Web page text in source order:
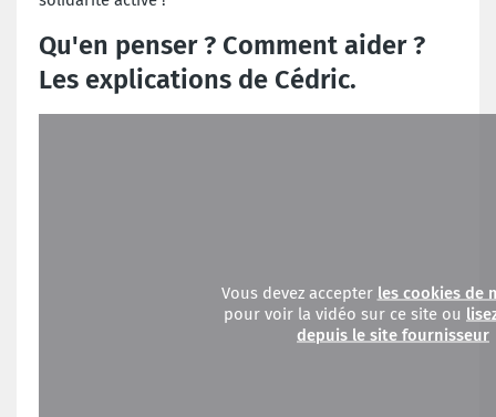
Qu'en penser ? Comment aider ?
Les explications de Cédric.
Vous devez accepter les cookies de
pour voir la vidéo sur ce site ou
depuis le site fournisseur